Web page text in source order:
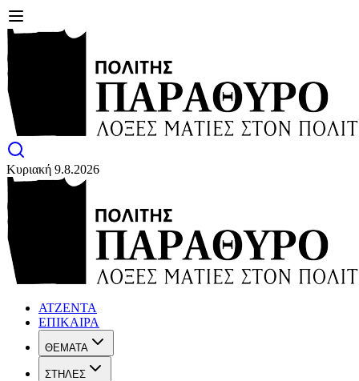
Κυριακή 9.8.2026
ΑΤΖΕΝΤΑ
ΕΠΙΚΑΙΡΑ
ΘΕΜΑΤΑ
ΣΤΗΛΕΣ